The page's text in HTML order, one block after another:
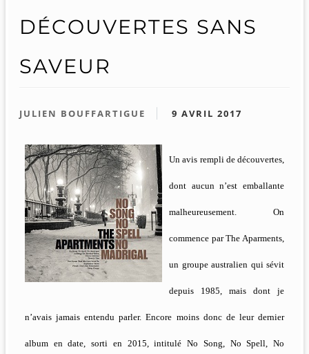
DÉCOUVERTES SANS
SAVEUR
JULIEN BOUFFARTIGUE 9 AVRIL 2017
Un avis rempli de découvertes,
dont aucun n’est emballante
malheureusement. On
commence par The Aparments,
un groupe australien qui sévit
depuis 1985, mais dont je
n’avais jamais entendu parler. Encore moins donc de leur dernier
album en date, sorti en 2015, intitulé No Song, No Spell, No